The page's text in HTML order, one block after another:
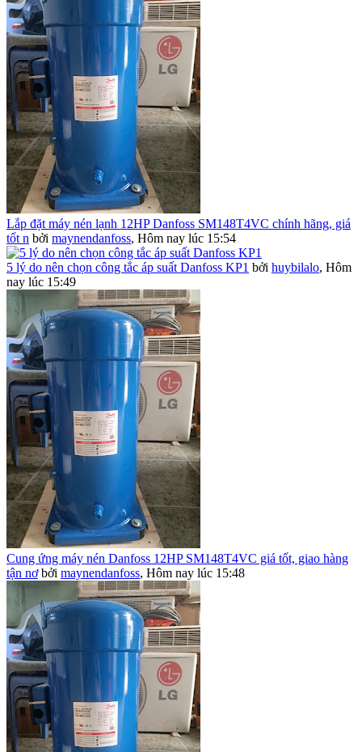
Lắp đặt máy nén lạnh 12HP Danfoss SM148T4VC chính hãng, giá
tốt n bởi maynendanfoss, Hôm nay lúc 15:54
5 lý do nên chọn công tắc áp suất Danfoss KP1 bởi huybilalo, Hôm
nay lúc 15:49
Cung ứng máy nén Danfoss 12HP SM148T4VC giá tốt, giao hàng
tận nơ bởi maynendanfoss, Hôm nay lúc 15:48